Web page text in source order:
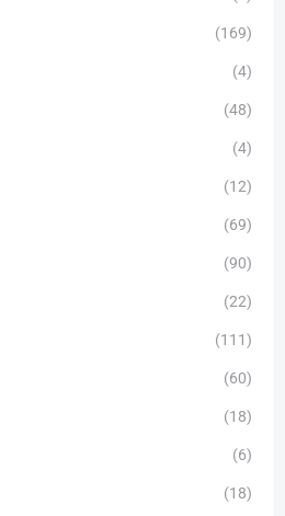
(169)
(4)
(48)
(4)
(12)
(69)
(90)
(22)
(111)
(60)
(18)
(6)
(18)